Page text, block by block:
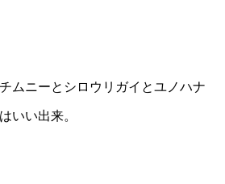
ムニーとシロウリガイとユノハナ
いい出来。